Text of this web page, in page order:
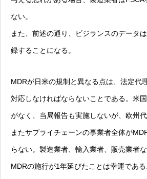
ない。
また、前述の通り、ビジランスのデータ
録することになる。
MDRが日米の規制と異なる点は、法定代
対応しなければならないことである。米
がなく、当局報告も実施しないが、欧州
またサプライチェーンの事業者全体が
らない。製造業者、輸入業者、販売業者な
MDRの施行が1年延びたことは幸運であ